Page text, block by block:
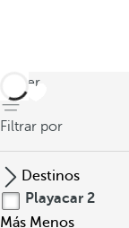
volver
Filtrar por
Destinos
Playacar 2
Más Menos